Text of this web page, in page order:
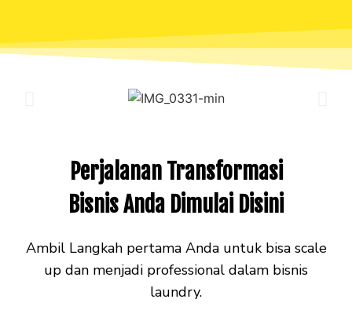
Perjalanan Transformasi
Bisnis Anda Dimulai Disini
Ambil Langkah pertama Anda untuk bisa scale
up dan menjadi professional dalam bisnis
laundry.